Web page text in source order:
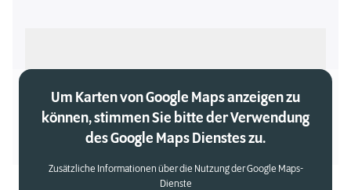
Um Karten von Google Maps anzeigen zu
können, stimmen Sie bitte der Verwendung
des Google Maps Dienstes zu.
Zusätzliche Informationen über die Nutzung der Google Maps-
Dienste